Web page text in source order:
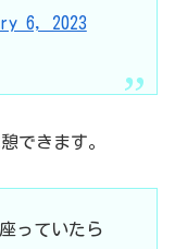
6, 2023
できます。
っていたら